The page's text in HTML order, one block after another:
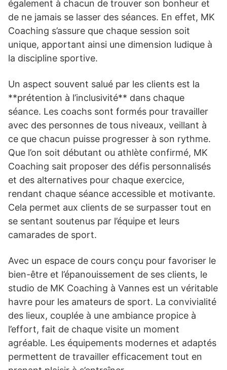
également à chacun de trouver son bonheur et
de ne jamais se lasser des séances. En effet, MK
Coaching s’assure que chaque session soit
unique, apportant ainsi une dimension ludique à
la discipline sportive.
Un aspect souvent salué par les clients est la
**prétention à l’inclusivité** dans chaque
séance. Les coachs sont formés pour travailler
avec des personnes de tous niveaux, veillant à
ce que chacun puisse progresser à son rythme.
Que l’on soit débutant ou athlète confirmé, MK
Coaching sait proposer des défis personnalisés
et des alternatives pour chaque exercice,
rendant chaque séance accessible et motivante.
Cela permet aux clients de se surpasser tout en
se sentant soutenus par l’équipe et leurs
camarades de sport.
Avec un espace de cours conçu pour favoriser le
bien-être et l’épanouissement de ses clients, le
studio de MK Coaching à Vannes est un véritable
havre pour les amateurs de sport. La convivialité
des lieux, couplée à une ambiance propice à
l’effort, fait de chaque visite un moment
agréable. Les équipements modernes et adaptés
permettent de travailler efficacement tout en